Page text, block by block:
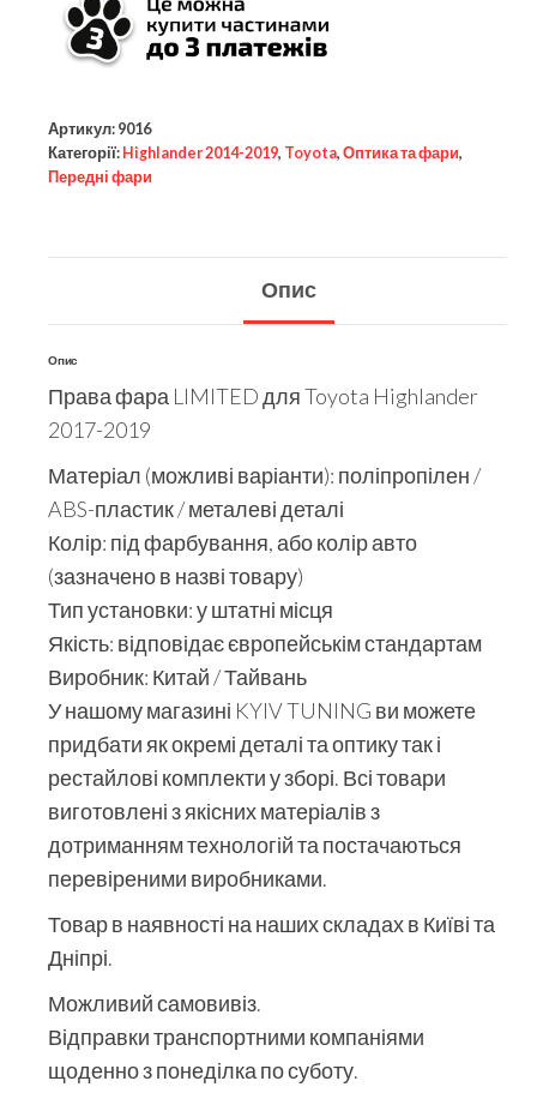
Артикул: 9016
Категорії: Highlander 2014-2019, Toyota, Оптика та фари,
Передні фари
Опис
Опис
Права фара LIMITED для Toyota Highlander
2017-2019
Матеріал (можливі варіанти): поліпропілен /
ABS-пластик / металеві деталі
Колір: під фарбування, або колір авто
(зазначено в назві товару)
Тип установки: у штатні місця
Якість: відповідає європейськім стандартам
Виробник: Китай / Тайвань
У нашому магазині KYIV TUNING ви можете
придбати як окремі деталі та оптику так і
рестайлові комплекти у зборі. Всі товари
виготовлені з якісних матеріалів з
дотриманням технологій та постачаються
перевіреними виробниками.
Товар в наявності на наших складах в Київі та
Дніпрі.
Можливий самовивіз.
Відправки транспортними компаніями
щоденно з понеділка по суботу.